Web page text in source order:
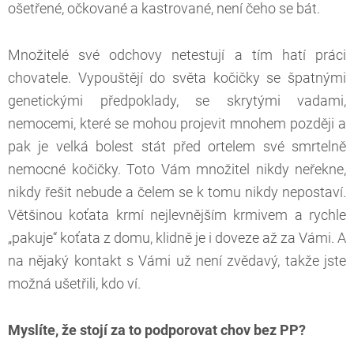
ošetřené, očkované a kastrované, není čeho se bát.
Množitelé své odchovy netestují a tím hatí práci
chovatele. Vypouštějí do světa kočičky se špatnými
genetickými předpoklady, se skrytými vadami,
nemocemi, které se mohou projevit mnohem později a
pak je velká bolest stát před ortelem své smrtelně
nemocné kočičky. Toto Vám množitel nikdy neřekne,
nikdy řešit nebude a čelem se k tomu nikdy nepostaví.
Většinou koťata krmí nejlevnějším krmivem a rychle
„pakuje“ koťata z domu, klidně je i doveze až za Vámi. A
na nějaký kontakt s Vámi už není zvědavý, takže jste
možná ušetřili, kdo ví.
Myslíte, že stojí za to podporovat chov bez PP?